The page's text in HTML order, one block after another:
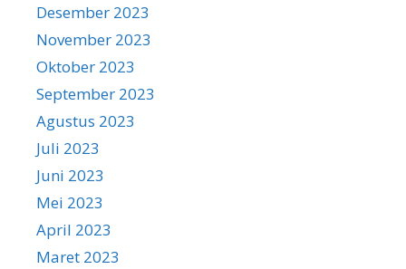
Desember 2023
November 2023
Oktober 2023
September 2023
Agustus 2023
Juli 2023
Juni 2023
Mei 2023
April 2023
Maret 2023